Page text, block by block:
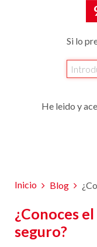
Si lo
He leido y
Inicio Blog
¿Conoces
seguro?